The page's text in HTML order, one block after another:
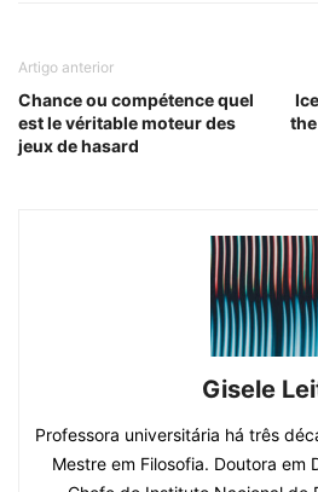
Artigo anterior
Chance ou compétence quel
est le véritable moteur des
jeux de hasard
Gisele
Professora universitária há três
Mestre em Filosofia. Doutora em